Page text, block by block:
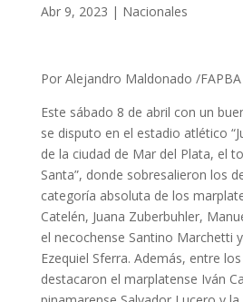
Abr 9, 2023 | Nacionales
Por Alejandro Maldonado /FAPBA
Este sábado 8 de abril con un
se disputo en el estadio atlético
de la ciudad de Mar del Plata, el
Santa”, donde sobresalieron los
categoría absoluta de los
Catelén, Juana Zuberbuhler,
el necochense Santino Marchetti
Ezequiel Sferra. Además, entre
destacaron el marplatense Iván